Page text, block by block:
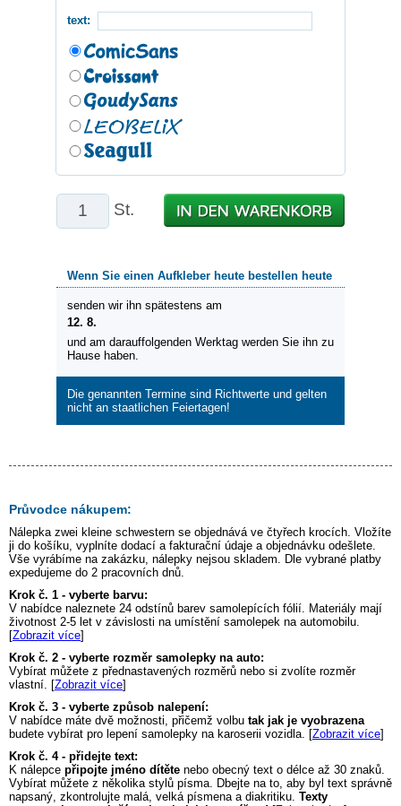
text:
St.
Wenn Sie einen Aufkleber heute bestellen heute
senden wir ihn spätestens am
12. 8.
und am darauffolgenden Werktag werden Sie ihn zu
Hause haben.
Die genannten Termine sind Richtwerte und gelten
nicht an staatlichen Feiertagen!
Průvodce nákupem:
Nálepka zwei kleine schwestern se objednává ve čtyřech krocích. Vložíte
ji do košíku, vyplníte dodací a fakturační údaje a objednávku odešlete.
Vše vyrábíme na zakázku, nálepky nejsou skladem. Dle vybrané platby
expedujeme do 2 pracovních dnů.
Krok č. 1 - vyberte barvu:
V nabídce naleznete 24 odstínů barev samolepících fólií. Materiály mají
životnost 2-5 let v závislosti na umístění samolepek na automobilu.
[Zobrazit více]
Krok č. 2 - vyberte rozměr samolepky na auto:
Vybírat můžete z přednastavených rozměrů nebo si zvolíte rozměr
vlastní. [Zobrazit více]
Krok č. 3 - vyberte způsob nalepení:
V nabídce máte dvě možnosti, přičemž volbu tak jak je vyobrazena
budete vybírat pro lepení samolepky na karoserii vozidla. [Zobrazit více]
Krok č. 4 - přidejte text:
K nálepce připojte jméno dítěte nebo obecný text o délce až 30 znaků.
Vybírat můžete z několika stylů písma. Dbejte na to, aby byl text správně
napsaný, zkontrolujte malá, velká písmena a diakritiku. Texty